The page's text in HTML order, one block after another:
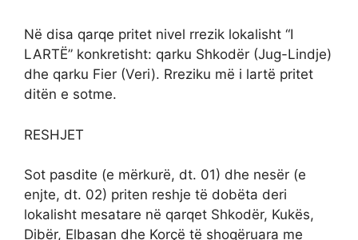
Nё disa qarqe pritet nivel rrezik lokalisht “I
LARTË” konkretisht: qarku Shkodër (Jug-Lindje)
dhe qarku Fier (Veri). Rreziku më i lartë pritet
ditën e sotme.
RESHJET
Sot pasdite (e mërkurë, dt. 01) dhe nesër (e
enjte, dt. 02) priten reshje të dobëta deri
lokalisht mesatare në qarqet Shkodër, Kukës,
Dibër, Elbasan dhe Korçë të shoqëruara me